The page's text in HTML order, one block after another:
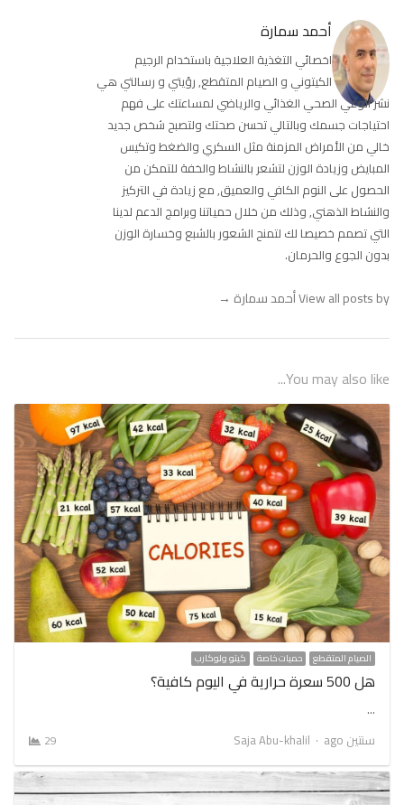
أحمد سمارة
اخصائي التغذية العلاجية باستخدام الرجيم
الكيتوني و الصيام المتقطع, رؤيتي و رسالتي هي
نشر الوعي الصحي الغذائي والرياضي لمساعتك على فهم
احتياجات جسمك وبالتالي تحسن صحتك ولتصبح شخص جديد
خالي من الأمراض المزمنة مثل السكري والضغط وتكيس
المبايض وزيادة الوزن لتشعر بالنشاط والخفة للتمكن من
الحصول على النوم الكافي والعميق, مع زيادة في التركيز
والنشاط الذهني, وذلك من خلال حمياتنا وبرامج الدعم لدينا
التي تصمم خصيصا لك لتمنح الشعور بالشبع وخسارة الوزن
بدون الجوع والحرمان.
View all posts by أحمد سمارة →
You may also like...
الصيام المتقطع حميات خاصة كيتو ولوكارب
هل 500 سعرة حرارية في اليوم كافية؟
…
سنتين ago
Author
Saja Abu-khalil
29